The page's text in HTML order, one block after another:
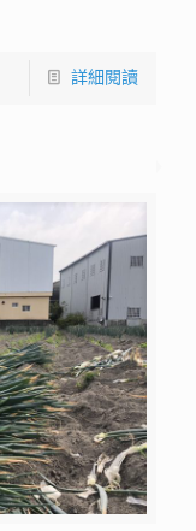
詳細閱讀